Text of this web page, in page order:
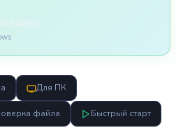
Для ПК
файла Быстрый старт